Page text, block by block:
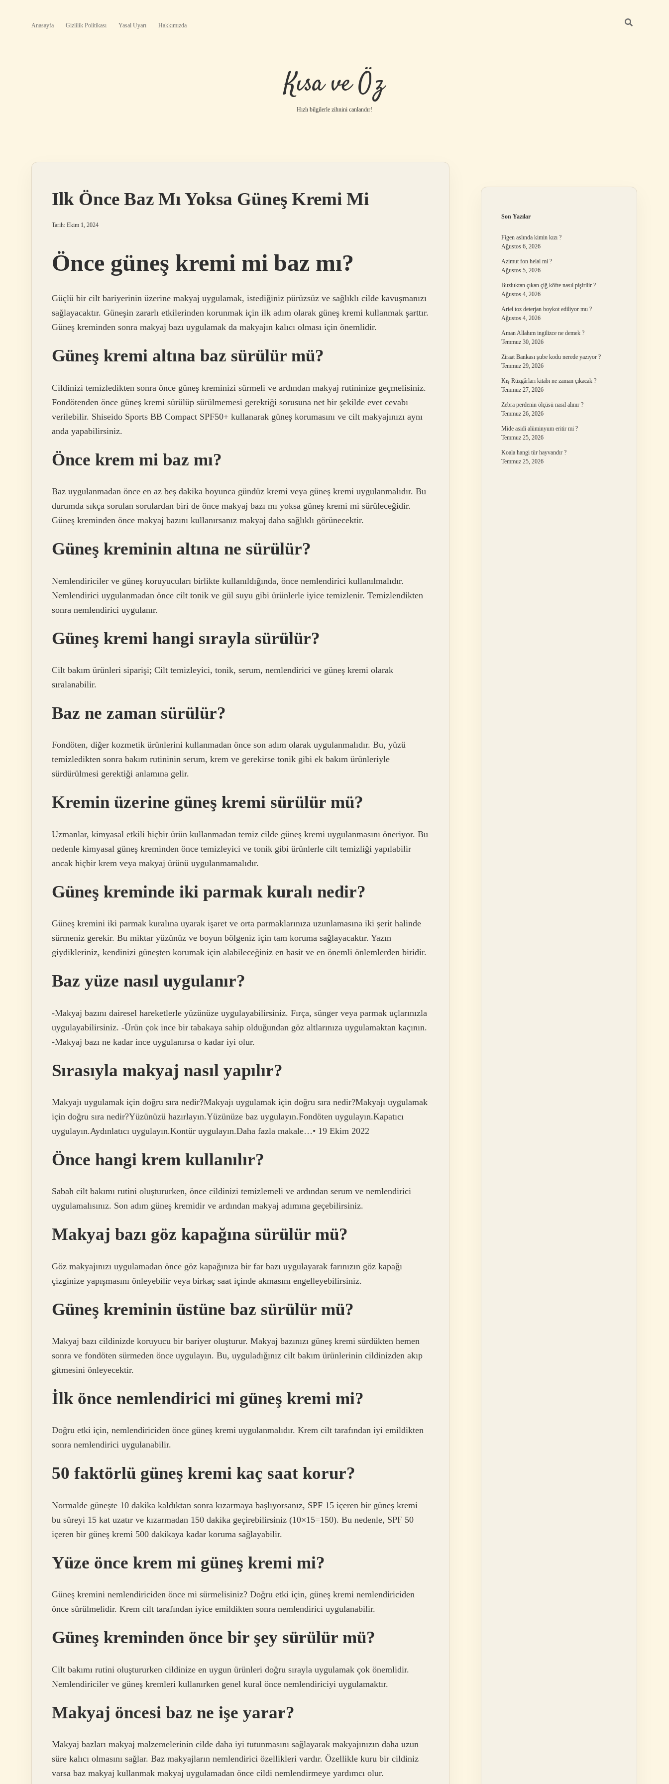
Anasayfa Gizlilik Politikası Yasal Uyarı Hakkımızda
Kısa ve Öz
Hızlı bilgilerle zihnini canlandır!
Ilk Önce Baz Mı Yoksa Güneş Kremi Mi
Tarih: Ekim 1, 2024
Önce güneş kremi mi baz mı?
Güçlü bir cilt bariyerinin üzerine makyaj uygulamak, istediğiniz pürüzsüz ve sağlıklı cilde kavuşmanızı
sağlayacaktır. Güneşin zararlı etkilerinden korunmak için ilk adım olarak güneş kremi kullanmak şarttır.
Güneş kreminden sonra makyaj bazı uygulamak da makyajın kalıcı olması için önemlidir.
Güneş kremi altına baz sürülür mü?
Cildinizi temizledikten sonra önce güneş kreminizi sürmeli ve ardından makyaj rutininize geçmelisiniz.
Fondötenden önce güneş kremi sürülüp sürülmemesi gerektiği sorusuna net bir şekilde evet cevabı
verilebilir. Shiseido Sports BB Compact SPF50+ kullanarak güneş korumasını ve cilt makyajınızı aynı
anda yapabilirsiniz.
Önce krem mi baz mı?
Baz uygulanmadan önce en az beş dakika boyunca gündüz kremi veya güneş kremi uygulanmalıdır. Bu
durumda sıkça sorulan sorulardan biri de önce makyaj bazı mı yoksa güneş kremi mi sürüleceğidir.
Güneş kreminden önce makyaj bazını kullanırsanız makyaj daha sağlıklı görünecektir.
Güneş kreminin altına ne sürülür?
Nemlendiriciler ve güneş koruyucuları birlikte kullanıldığında, önce nemlendirici kullanılmalıdır.
Nemlendirici uygulanmadan önce cilt tonik ve gül suyu gibi ürünlerle iyice temizlenir. Temizlendikten
sonra nemlendirici uygulanır.
Güneş kremi hangi sırayla sürülür?
Cilt bakım ürünleri siparişi; Cilt temizleyici, tonik, serum, nemlendirici ve güneş kremi olarak
sıralanabilir.
Baz ne zaman sürülür?
Fondöten, diğer kozmetik ürünlerini kullanmadan önce son adım olarak uygulanmalıdır. Bu, yüzü
temizledikten sonra bakım rutininin serum, krem ​​ve gerekirse tonik gibi ek bakım ürünleriyle
sürdürülmesi gerektiği anlamına gelir.
Kremin üzerine güneş kremi sürülür mü?
Uzmanlar, kimyasal etkili hiçbir ürün kullanmadan temiz cilde güneş kremi uygulanmasını öneriyor. Bu
nedenle kimyasal güneş kreminden önce temizleyici ve tonik gibi ürünlerle cilt temizliği yapılabilir
ancak hiçbir krem ​​veya makyaj ürünü uygulanmamalıdır.
Güneş kreminde iki parmak kuralı nedir?
Güneş kremini iki parmak kuralına uyarak işaret ve orta parmaklarınıza uzunlamasına iki şerit halinde
sürmeniz gerekir. Bu miktar yüzünüz ve boyun bölgeniz için tam koruma sağlayacaktır. Yazın
giydikleriniz, kendinizi güneşten korumak için alabileceğiniz en basit ve en önemli önlemlerden biridir.
Baz yüze nasıl uygulanır?
-Makyaj bazını dairesel hareketlerle yüzünüze uygulayabilirsiniz. Fırça, sünger veya parmak uçlarınızla
uygulayabilirsiniz. -Ürün çok ince bir tabakaya sahip olduğundan göz altlarınıza uygulamaktan kaçının.
-Makyaj bazı ne kadar ince uygulanırsa o kadar iyi olur.
Sırasıyla makyaj nasıl yapılır?
Makyajı uygulamak için doğru sıra nedir?Makyajı uygulamak için doğru sıra nedir?Makyajı uygulamak
için doğru sıra nedir?Yüzünüzü hazırlayın.Yüzünüze baz uygulayın.Fondöten uygulayın.Kapatıcı
uygulayın.Aydınlatıcı uygulayın.Kontür uygulayın.Daha fazla makale…• 19 Ekim 2022
Önce hangi krem kullanılır?
Sabah cilt bakımı rutini oluştururken, önce cildinizi temizlemeli ve ardından serum ve nemlendirici
uygulamalısınız. Son adım güneş kremidir ve ardından makyaj adımına geçebilirsiniz.
Makyaj bazı göz kapağına sürülür mü?
Göz makyajınızı uygulamadan önce göz kapağınıza bir far bazı uygulayarak farınızın göz kapağı
çizginize yapışmasını önleyebilir veya birkaç saat içinde akmasını engelleyebilirsiniz.
Güneş kreminin üstüne baz sürülür mü?
Makyaj bazı cildinizde koruyucu bir bariyer oluşturur. Makyaj bazınızı güneş kremi sürdükten hemen
sonra ve fondöten sürmeden önce uygulayın. Bu, uyguladığınız cilt bakım ürünlerinin cildinizden akıp
gitmesini önleyecektir.
İlk önce nemlendirici mi güneş kremi mi?
Doğru etki için, nemlendiriciden önce güneş kremi uygulanmalıdır. Krem cilt tarafından iyi emildikten
sonra nemlendirici uygulanabilir.
50 faktörlü güneş kremi kaç saat korur?
Normalde güneşte 10 dakika kaldıktan sonra kızarmaya başlıyorsanız, SPF 15 içeren bir güneş kremi
bu süreyi 15 kat uzatır ve kızarmadan 150 dakika geçirebilirsiniz (10×15=150). Bu nedenle, SPF 50
içeren bir güneş kremi 500 dakikaya kadar koruma sağlayabilir.
Yüze önce krem mi güneş kremi mi?
Güneş kremini nemlendiriciden önce mi sürmelisiniz? Doğru etki için, güneş kremi nemlendiriciden
önce sürülmelidir. Krem cilt tarafından iyice emildikten sonra nemlendirici uygulanabilir.
Güneş kreminden önce bir şey sürülür mü?
Cilt bakımı rutini oluştururken cildinize en uygun ürünleri doğru sırayla uygulamak çok önemlidir.
Nemlendiriciler ve güneş kremleri kullanırken genel kural önce nemlendiriciyi uygulamaktır.
Makyaj öncesi baz ne işe yarar?
Makyaj bazları makyaj malzemelerinin cilde daha iyi tutunmasını sağlayarak makyajınızın daha uzun
süre kalıcı olmasını sağlar. Baz makyajların nemlendirici özellikleri vardır. Özellikle kuru bir cildiniz
varsa baz makyaj kullanmak makyaj uygulamadan önce cildi nemlendirmeye yardımcı olur.
Son Yazılar
Figen aslında kimin kızı ?
Ağustos 6, 2026
Azimut fon helal mi ?
Ağustos 5, 2026
Buzluktan çıkan çiğ köfte nasıl pişirilir ?
Ağustos 4, 2026
Ariel toz deterjan boykot ediliyor mu ?
Ağustos 4, 2026
Aman Allahım ingilizce ne demek ?
Temmuz 30, 2026
Ziraat Bankası şube kodu nerede yazıyor ?
Temmuz 29, 2026
Kış Rüzgârları kitabı ne zaman çıkacak ?
Temmuz 27, 2026
Zebra perdenin ölçüsü nasıl alınır ?
Temmuz 26, 2026
Mide asidi alüminyum eritir mi ?
Temmuz 25, 2026
Koala hangi tür hayvandır ?
Temmuz 25, 2026